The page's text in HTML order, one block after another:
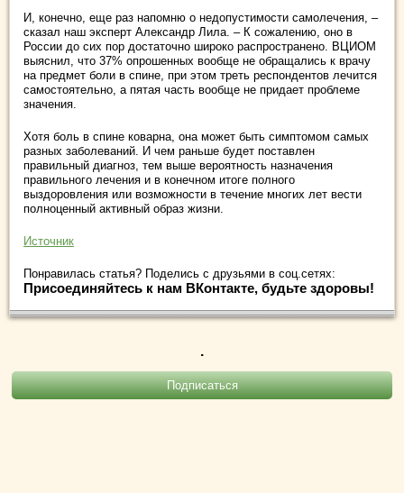
И, конечно, еще раз напомню о недопустимости самолечения, –
сказал наш эксперт Александр Лила. – К сожалению, оно в
России до сих пор достаточно широко распространено. ВЦИОМ
выяснил, что 37% опрошенных вообще не обращались к врачу
на предмет боли в спине, при этом треть респондентов лечится
самостоятельно, а пятая часть вообще не придает проблеме
значения.
Хотя боль в спине коварна, она может быть симптомом самых
разных заболеваний. И чем раньше будет поставлен
правильный диагноз, тем выше вероятность назначения
правильного лечения и в конечном итоге полного
выздоровления или возможности в течение многих лет вести
полноценный активный образ жизни.
Источник
Понравилась статья? Поделись с друзьями в соц.сетях:
Присоединяйтесь к нам ВКонтакте, будьте здоровы!
.